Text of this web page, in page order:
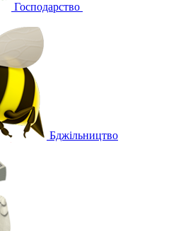
Господарство
Бджільництво